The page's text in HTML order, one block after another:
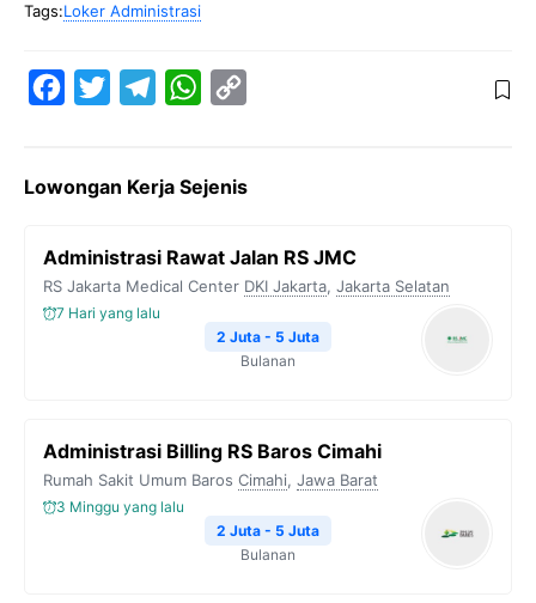
Tags:Loker Administrasi
e
o
o
t
e
e
r
W
t
A
y
i
n
k
Lowongan Kerja Sejenis
Administrasi Rawat Jalan RS JMC
RS Jakarta Medical Center DKI Jakarta, Jakarta Selatan
7 Hari yang lalu
2 Juta - 5 Juta
Bulanan
Administrasi Billing RS Baros Cimahi
Rumah Sakit Umum Baros Cimahi, Jawa Barat
3 Minggu yang lalu
2 Juta - 5 Juta
Bulanan